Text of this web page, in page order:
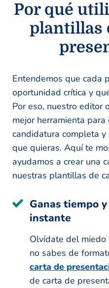
Por qué
plantillas
Entendemos que cada
oportunidad crítica y
Por eso, nuestro editor
mejor herramienta para
candidatura completa
que quieras. Aquí te
ayudamos a crear una
nuestras plantillas de
Ganas tiempo
instante
Olvídate del
no sabes de
carta de
de carta de